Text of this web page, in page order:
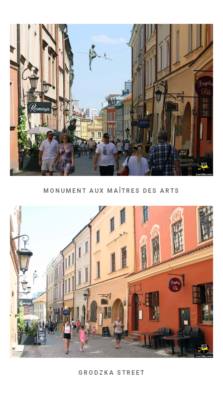
MONUMENT AUX MAÎTRES DES ARTS
GRODZKA STREET